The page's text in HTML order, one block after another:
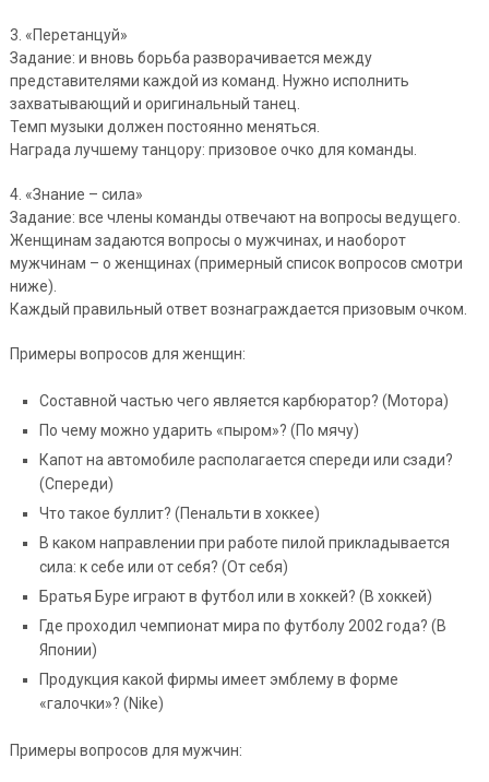
3. «Перетанцуй»
Задание: и вновь борьба разворачивается между
представителями каждой из команд. Нужно исполнить
захватывающий и оригинальный танец.
Темп музыки должен постоянно меняться.
Награда лучшему танцору: призовое очко для команды.
4. «Знание – сила»
Задание: все члены команды отвечают на вопросы ведущего.
Женщинам задаются вопросы о мужчинах, и наоборот
мужчинам – о женщинах (примерный список вопросов смотри
ниже).
Каждый правильный ответ вознаграждается призовым очком.
Примеры вопросов для женщин:
Составной частью чего является карбюратор? (Мотора)
По чему можно ударить «пыром»? (По мячу)
Капот на автомобиле располагается спереди или сзади?
(Спереди)
Что такое буллит? (Пенальти в хоккее)
В каком направлении при работе пилой прикладывается
сила: к себе или от себя? (От себя)
Братья Буре играют в футбол или в хоккей? (В хоккей)
Где проходил чемпионат мира по футболу 2002 года? (В
Японии)
Продукция какой фирмы имеет эмблему в форме
«галочки»? (Nike)
Примеры вопросов для мужчин: